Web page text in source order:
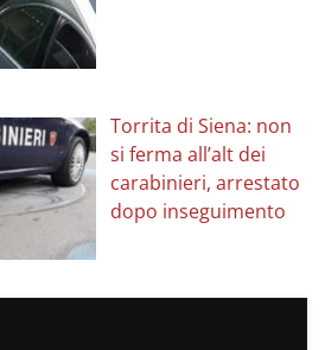
Torrita di Siena: non
si ferma all’alt dei
carabinieri, arrestato
dopo inseguimento